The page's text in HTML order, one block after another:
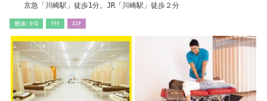
京急「川崎駅」徒歩1分。JR「川崎駅」徒歩２分
整体･ｶｲﾛ ﾘﾗｸ ｴｽﾃ